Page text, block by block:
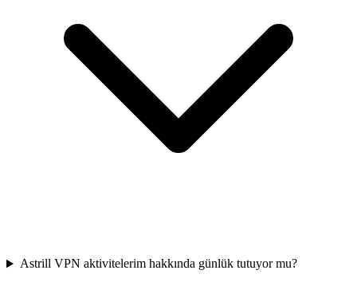
Astrill VPN aktivitelerim hakkında günlük tutuyor mu?